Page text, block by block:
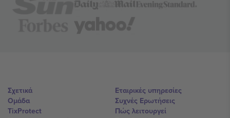
Σχετικά
Ομάδα
TixProtect
Εταιρικές υπηρεσίες
Συχνές Ερωτήσεις
Πώς λειτουργεί